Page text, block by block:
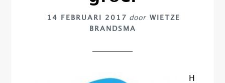
14 FEBRUARI 2017 door WIETZE
BRANDSMA
H